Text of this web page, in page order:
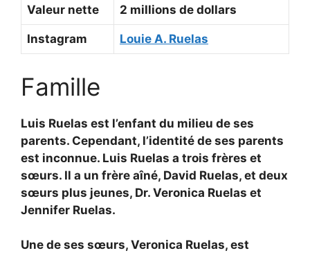
Valeur nette 2 millions de dollars
Instagram Louie A. Ruelas
Famille
Luis Ruelas est l’enfant du milieu de ses
parents. Cependant, l’identité de ses parents
est inconnue. Luis Ruelas a trois frères et
sœurs. Il a un frère aîné, David Ruelas, et deux
sœurs plus jeunes, Dr. Veronica Ruelas et
Jennifer Ruelas.
Une de ses sœurs, Veronica Ruelas, est